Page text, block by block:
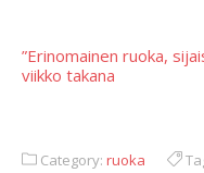
”Erinomainen ruoka,
viikko takana
Category: ruoka